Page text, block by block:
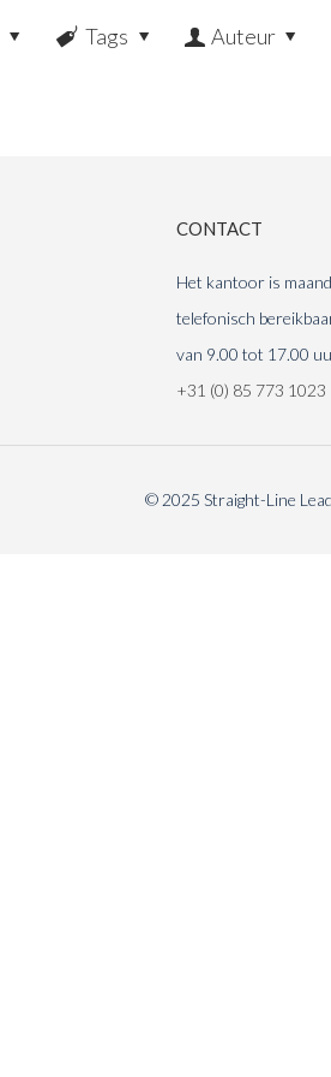
Tags Auteur
CONTACT
Het kantoor is
telefonisch
van 9.00 tot 17.00
+31 (0) 85 773 1023
© 2025 Straight-Line